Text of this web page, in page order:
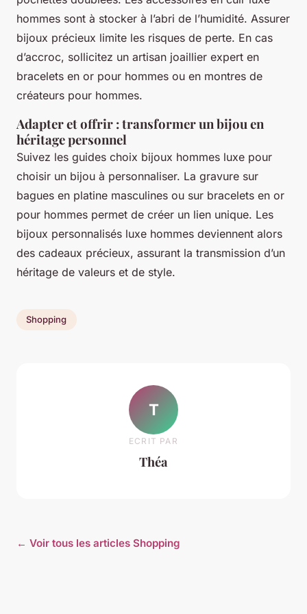
hommes sont à stocker à l’abri de l’humidité. Assurer
bijoux précieux limite les risques de perte. En cas
d’accroc, sollicitez un artisan joaillier expert en
bracelets en or pour hommes ou en montres de
créateurs pour hommes.
Adapter et offrir : transformer un bijou en
héritage personnel
Suivez les guides choix bijoux hommes luxe pour
choisir un bijou à personnaliser. La gravure sur
bagues en platine masculines ou sur bracelets en or
pour hommes permet de créer un lien unique. Les
bijoux personnalisés luxe hommes deviennent alors
des cadeaux précieux, assurant la transmission d’un
héritage de valeurs et de style.
Shopping
T
ECRIT PAR
Théa
← Voir tous les articles Shopping